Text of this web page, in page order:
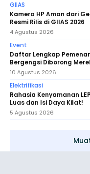
GIIAS
Kamera HP Aman dari
Resmi Rilis di GIIAS 2026
4 Agustus 2026
Event
Daftar Lengkap
Bergengsi Diborong
10 Agustus 2026
Elektrifikasi
Rahasia Kenyamanan
Luas dan Isi Daya Kilat!
5 Agustus 2026